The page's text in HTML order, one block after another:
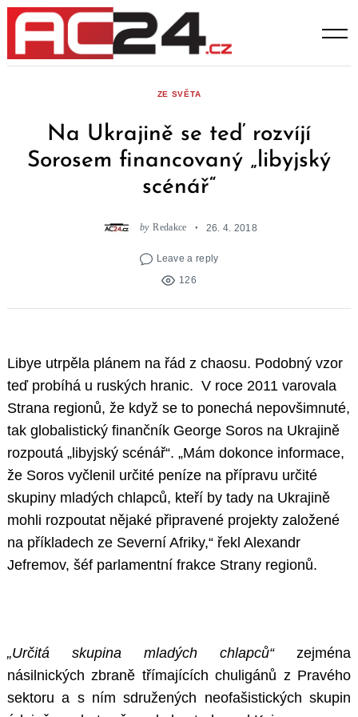
Skip
content
ZE SVĚTA
Na Ukrajině se teď rozvíjí
Sorosem financovaný „libyjský
scénář“
by Redakce 26. 4. 2018
Leave a reply
126
Libye utrpěla plánem na řád z chaosu. Podobný vzor
teď probíhá u ruských hranic. V roce 2011 varovala
Strana regionů, že když se to ponechá nepovšimnuté,
tak globalistický finančník George Soros na Ukrajině
rozpoutá „libyjský scénář“. „Mám dokonce informace,
že Soros vyčlenil určité peníze na přípravu určité
skupiny mladých chlapců, kteří by tady na Ukrajině
mohli rozpoutat nějaké připravené projekty založené
na příkladech ze Severní Afriky,“ řekl Alexandr
Jefremov, šéf parlamentní frakce Strany regionů.
„Určitá skupina mladých chlapců“zejména
násilnických zbraně třímajících chuligánů z Pravého
sektoru a s ním sdružených neofašistických skupin